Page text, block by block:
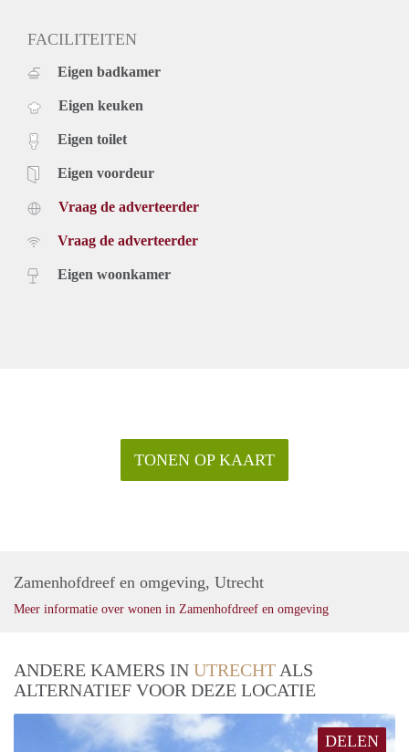
FACILITEITEN
Eigen badkamer
Eigen keuken
Eigen toilet
Eigen voordeur
Vraag de adverteerder
Vraag de adverteerder
Eigen woonkamer
TONEN OP KAART
Zamenhofdreef en omgeving, Utrecht
Meer informatie over wonen in Zamenhofdreef en omgeving
ANDERE KAMERS IN UTRECHT ALS
ALTERNATIEF VOOR DEZE LOCATIE
DELEN